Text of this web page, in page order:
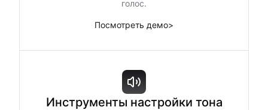
голос.
Посмотреть демо>
Инструменты настройки тона